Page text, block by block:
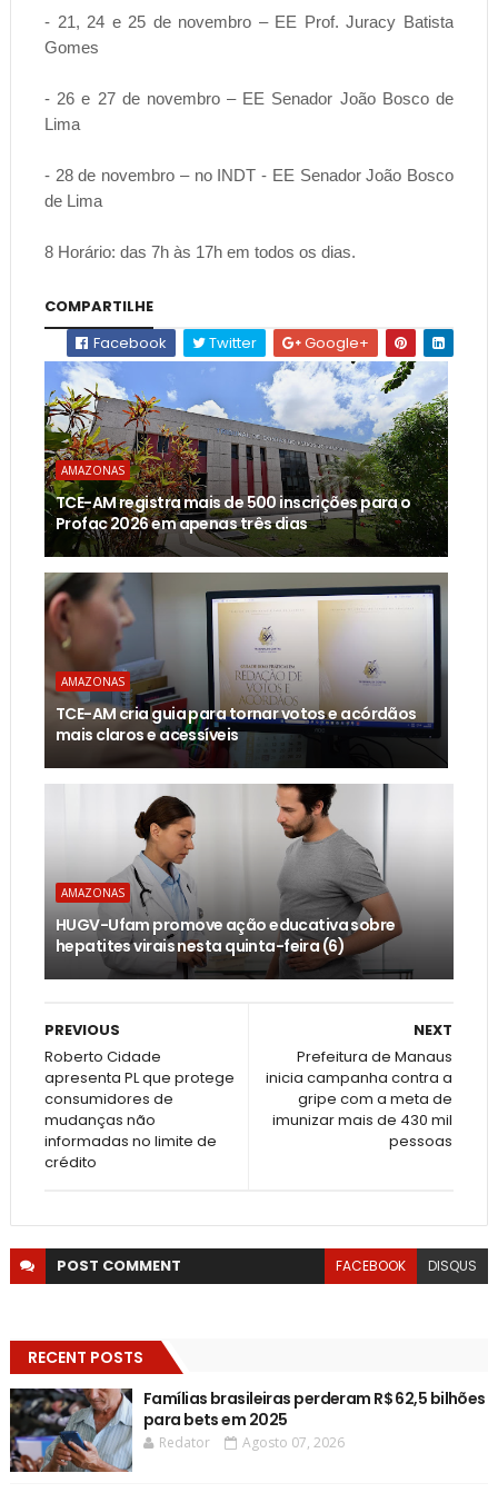
- 21, 24 e 25 de novembro – EE Prof. Juracy Batista
Gomes
- 26 e 27 de novembro – EE Senador João Bosco de
Lima
- 28 de novembro – no INDT - EE Senador João Bosco
de Lima
8 Horário: das 7h às 17h em todos os dias.
COMPARTILHE
Facebook
Twitter Google+
AMAZONAS
TCE-AM registra mais de 500 inscrições para o
Profac 2026 em apenas três dias
AMAZONAS
TCE-AM cria guia para tornar votos e acórdãos
mais claros e acessíveis
AMAZONAS
HUGV-Ufam promove ação educativa sobre
hepatites virais nesta quinta-feira (6)
NEXT
Prefeitura de Manaus
inicia campanha contra a
gripe com a meta de
imunizar mais de 430 mil
pessoas
PREVIOUS
Roberto Cidade
apresenta PL que protege
consumidores de
mudanças não
informadas no limite de
crédito
POST COMMENT FACEBOOK DISQUS
RECENT POSTS
Famílias brasileiras perderam R$ 62,5 bilhões
para bets em 2025
Redator Agosto 07, 2026